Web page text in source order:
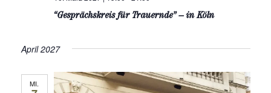
“Gesprächskreis für Trauernde” – in Köln
April 2027
MI.